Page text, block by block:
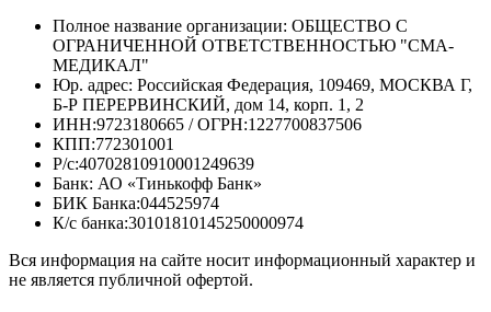
Полное название организации: ОБЩЕСТВО С
ОГРАНИЧЕННОЙ ОТВЕТСТВЕННОСТЬЮ "СМА-
МЕДИКАЛ"
Юр. адрес: Российская Федерация, 109469, МОСКВА Г,
Б-Р ПЕРЕРВИНСКИЙ, дом 14, корп. 1, 2
ИНН:9723180665 / ОГРН:1227700837506
КПП:772301001
Р/с:40702810910001249639
Банк: АО «Тинькофф Банк»
БИК Банка:044525974
К/с банка:30101810145250000974
Вся информация на сайте носит информационный характер и
не является публичной офертой.